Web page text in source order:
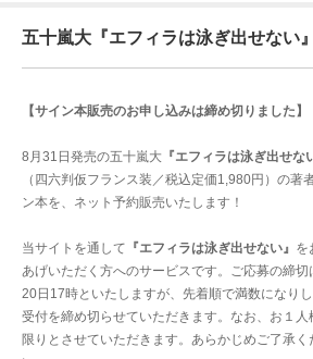
五十嵐大『エフィラは泳ぎ出せない
【サイン本販売のお申し込みは締め切りました】
8月31日発売の五十嵐大 『エフィラは泳ぎ出せな
（四六判仮フランス装／税込定価1,980円）の著
ン本を、ネット予約販売いたします！
当サイトを通して 『エフィラは泳ぎ出せない』 を
あげいただく方へのサービスです。ご応募の締切
20日17時といたしますが、先着順で満数になり
受付を締め切らせていただきます。なお、お１人
限りとさせていただきます。あらかじめご了承く